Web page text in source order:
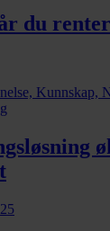
du
Kunnskap,